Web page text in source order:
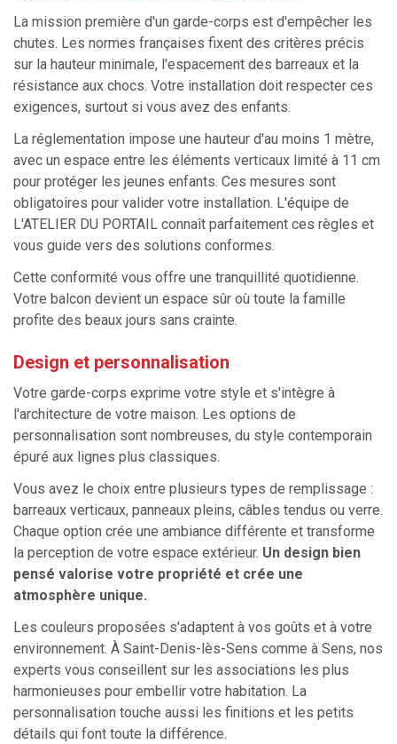
La mission première d'un garde-corps est d'empêcher les
chutes. Les normes françaises fixent des critères précis
sur la hauteur minimale, l'espacement des barreaux et la
résistance aux chocs. Votre installation doit respecter ces
exigences, surtout si vous avez des enfants.
La réglementation impose une hauteur d'au moins 1 mètre,
avec un espace entre les éléments verticaux limité à 11 cm
pour protéger les jeunes enfants. Ces mesures sont
obligatoires pour valider votre installation. L'équipe de
L'ATELIER DU PORTAIL connaît parfaitement ces règles et
vous guide vers des solutions conformes.
Cette conformité vous offre une tranquillité quotidienne.
Votre balcon devient un espace sûr où toute la famille
profite des beaux jours sans crainte.
Design et personnalisation
Votre garde-corps exprime votre style et s'intègre à
l'architecture de votre maison. Les options de
personnalisation sont nombreuses, du style contemporain
épuré aux lignes plus classiques.
Vous avez le choix entre plusieurs types de remplissage :
barreaux verticaux, panneaux pleins, câbles tendus ou verre.
Chaque option crée une ambiance différente et transforme
la perception de votre espace extérieur. Un design bien
pensé valorise votre propriété et crée une
atmosphère unique.
Les couleurs proposées s'adaptent à vos goûts et à votre
environnement. À Saint-Denis-lès-Sens comme à Sens, nos
experts vous conseillent sur les associations les plus
harmonieuses pour embellir votre habitation. La
personnalisation touche aussi les finitions et les petits
détails qui font toute la différence.